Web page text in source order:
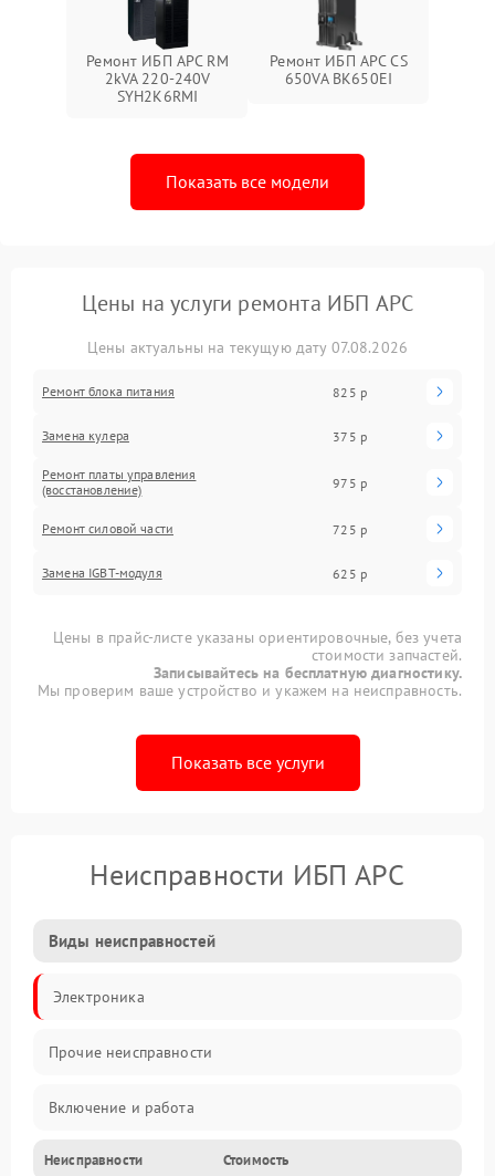
Ремонт ИБП APC RM
2kVA 220-240V
SYH2K6RMI
Ремонт ИБП APC CS
650VA BK650EI
Показать все модели
Цены на услуги ремонта ИБП APC
Цены актуальны на текущую дату 07.08.2026
Ремонт блока питания 825 р
Замена кулера 375 р
Ремонт платы управления
(восстановление)
975 р
Ремонт силовой части 725 р
Замена IGBT-модуля 625 р
Цены в прайс-листе указаны ориентировочные, без учета
стоимости запчастей.
Записывайтесь на бесплатную диагностику.
Мы проверим ваше устройство и укажем на неисправность.
Показать все услуги
Неисправности ИБП APC
Виды неисправностей
Электроника
Прочие неисправности
Включение и работа
Работа с нагрузкой
Неисправности Стоимость